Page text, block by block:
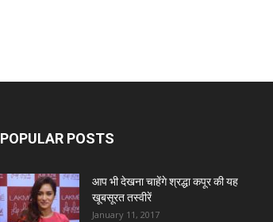
POPULAR POSTS
आप भी देखना चाहेंगे श्रद्धा कपूर की यह
खूबसूरत तस्वीरें
January 11, 2017